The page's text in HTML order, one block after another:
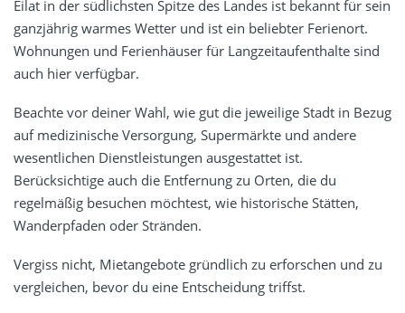
Eilat in der südlichsten Spitze des Landes ist bekannt für sein
ganzjährig warmes Wetter und ist ein beliebter Ferienort.
Wohnungen und Ferienhäuser für Langzeitaufenthalte sind
auch hier verfügbar.
Beachte vor deiner Wahl, wie gut die jeweilige Stadt in Bezug
auf medizinische Versorgung, Supermärkte und andere
wesentlichen Dienstleistungen ausgestattet ist.
Berücksichtige auch die Entfernung zu Orten, die du
regelmäßig besuchen möchtest, wie historische Stätten,
Wanderpfaden oder Stränden.
Vergiss nicht, Mietangebote gründlich zu erforschen und zu
vergleichen, bevor du eine Entscheidung triffst.